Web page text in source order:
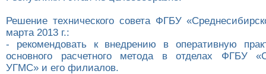
Решение технического совета ФГБУ
марта 2013 г.:
- рекомендовать к внедрению в оперативную
основного расчетного метода в отделах ФГБУ
УГМС» и его филиалов.